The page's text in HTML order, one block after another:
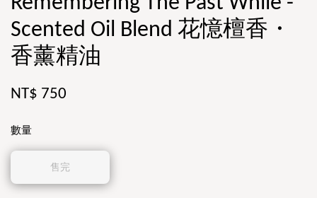
Scented Oil Blend 花憶檀香・
香薰精油
NT$ 750
數量
售完